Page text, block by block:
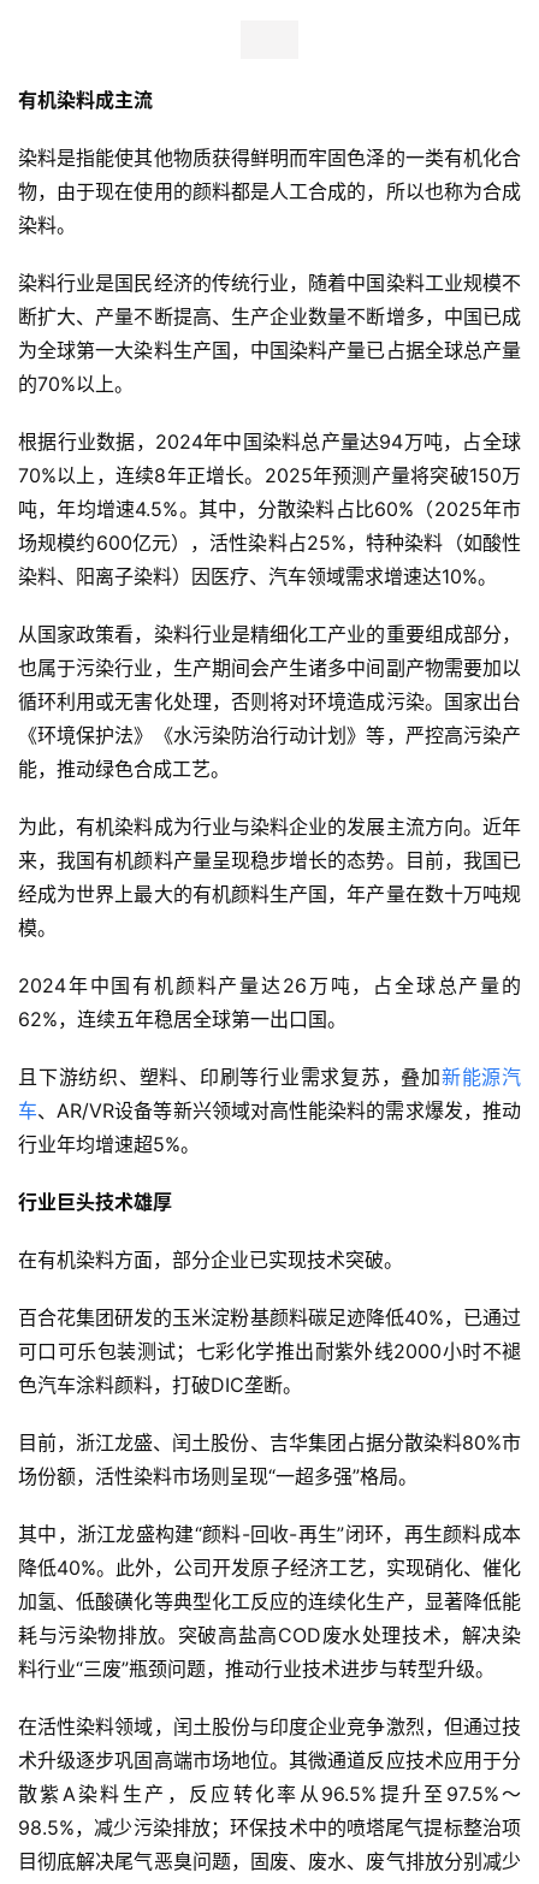
有机染料成主流
染料是指能使其他物质获得鲜明而牢固色泽的一类有机化合
物，由于现在使用的颜料都是人工合成的，所以也称为合成
染料。
染料行业是国民经济的传统行业，随着中国染料工业规模不
断扩大、产量不断提高、生产企业数量不断增多，中国已成
为全球第一大染料生产国，中国染料产量已占据全球总产量
的70%以上。
根据行业数据，2024年中国染料总产量达94万吨，占全球
70%以上，连续8年正增长。2025年预测产量将突破150万
吨，年均增速4.5%。其中，分散染料占比60%（2025年市
场规模约600亿元），活性染料占25%，特种染料（如酸性
染料、阳离子染料）因医疗、汽车领域需求增速达10%。
从国家政策看，染料行业是精细化工产业的重要组成部分，
也属于污染行业，生产期间会产生诸多中间副产物需要加以
循环利用或无害化处理，否则将对环境造成污染。国家出台
《环境保护法》《水污染防治行动计划》等，严控高污染产
能，推动绿色合成工艺。
为此，有机染料成为行业与染料企业的发展主流方向。近年
来，我国有机颜料产量呈现稳步增长的态势。目前，我国已
经成为世界上最大的有机颜料生产国，年产量在数十万吨规
模。
2024年中国有机颜料产量达26万吨，占全球总产量的
62%，连续五年稳居全球第一出口国。
且下游纺织、塑料、印刷等行业需求复苏，叠加新能源汽
车、AR/VR设备等新兴领域对高性能染料的需求爆发，推动
行业年均增速超5%。
行业巨头技术雄厚
在有机染料方面，部分企业已实现技术突破。
百合花集团研发的玉米淀粉基颜料碳足迹降低40%，已通过
可口可乐包装测试；七彩化学推出耐紫外线2000小时不褪
色汽车涂料颜料，打破DIC垄断。
目前，浙江龙盛、闰土股份、吉华集团占据分散染料80%市
场份额，活性染料市场则呈现“一超多强”格局。
其中，浙江龙盛构建“颜料-回收-再生”闭环，再生颜料成本
降低40%。此外，公司开发原子经济工艺，实现硝化、催化
加氢、低酸磺化等典型化工反应的连续化生产，显著降低能
耗与污染物排放。突破高盐高COD废水处理技术，解决染
料行业“三废”瓶颈问题，推动行业技术进步与转型升级。
在活性染料领域，闰土股份与印度企业竞争激烈，但通过技
术升级逐步巩固高端市场地位。其微通道反应技术应用于分
散紫A染料生产，反应转化率从96.5%提升至97.5%～
98.5%，减少污染排放；环保技术中的喷塔尾气提标整治项
目彻底解决尾气恶臭问题，固废、废水、废气排放分别减少